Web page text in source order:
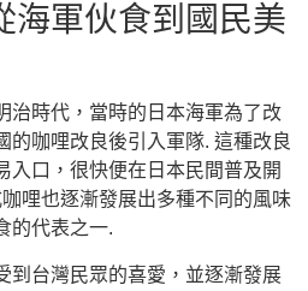
海軍伙食到國民美
治時代，當時的日本海軍為了改
的咖哩改良後引入軍隊. 這種改良
入口，很快便在日本民間普及開
哩也逐漸發展出多種不同的風味
的代表之一.
到台灣民眾的喜愛，並逐漸發展